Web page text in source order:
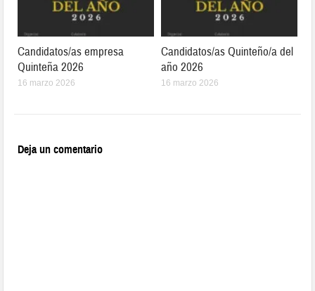
Candidatos/as empresa
Quinteña 2026
16 marzo 2026
Candidatos/as Quinteño/a del
año 2026
16 marzo 2026
Deja un comentario